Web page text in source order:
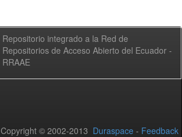
Repositorio integrado a la Red de
Repositorios de Acceso Abierto del Ecuador -
RRAAE
Copyright © 2002-2013 Duraspace - Feedback